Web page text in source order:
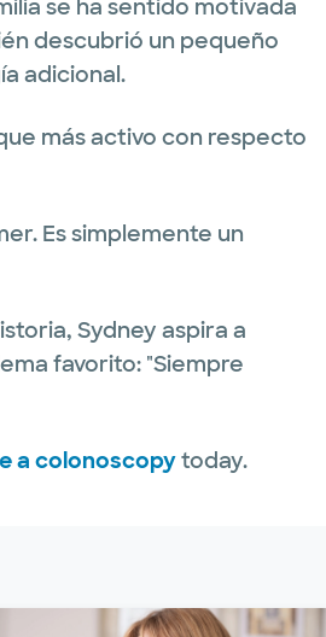
se ha sentido motivada
descubrió un pequeño
adicional.
más activo con respecto
Es simplemente un
Sydney aspira a
favorito: "Siempre
a colonoscopytoday.